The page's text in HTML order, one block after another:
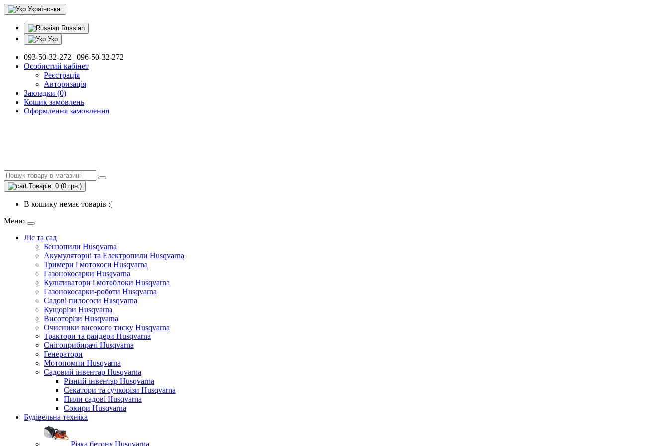
Українська
Russian
Укр
093-50-32-272 | 096-50-32-272
Особистий кабінет
Реєстрація
Авторизація
Закладки (0)
Кошик замовлень
Оформлення замовлення
Товарів: 0 (0 грн.)
В кошику немає товарів :(
Меню
Ліс та сад
Бензопили Husqvarna
Акумуляторні та Електропили Husqvarna
Тримери і мотокоси Husqvarna
Газонокосарки Husqvarna
Культиватори і мотоблоки Husqvarna
Газонокосарки-роботи Husqvarna
Садові пилососи Husqvarna
Кущорізи Husqvarna
Висоторізи Husqvarna
Очисники високого тиску Husqvarna
Трактори та райдери Husqvarna
Снігоприбирачі Husqvarna
Генератори
Мотопомпи Husqvarna
Садовий інвентар Husqvarna
Різний інвентар Husqvarna
Секатори та сучкорізи Husqvarna
Пили садові Husqvarna
Сокири Husqvarna
Будівельна техніка
Різка бетону Husqvarna